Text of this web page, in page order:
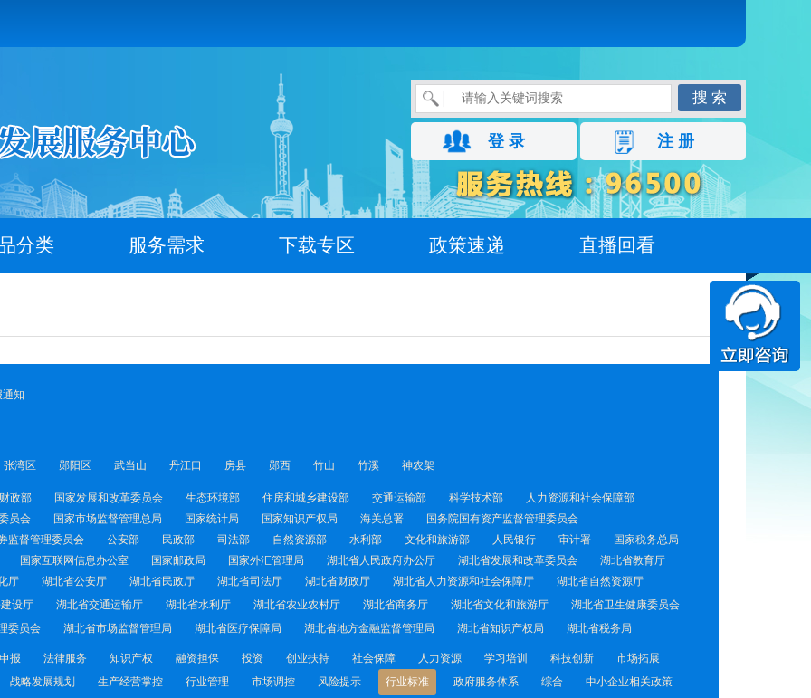
搜 索
登 录 注 册
分类 服务需求 下载专区 政策速递 直播回看
通知
张湾区 郧阳区 武当山 丹江口 房县 郧西 竹山 竹溪 神农架
财政部 国家发展和改革委员会 生态环境部 住房和城乡建设部 交通运输部 科学技术部
人力资源和社会保障部
员会 国家市场监督管理总局 国家统计局 国家知识产权局 海关总署
国务院国有资产监督管理委员会
监督管理委员会 公安部 民政部 司法部 自然资源部 水利部 文化和旅游部 人民银行 审计署
国家税务总局
国家互联网信息办公室 国家邮政局 国家外汇管理局 湖北省人民政府办公厅 湖北省发展和改革委员会
湖北省教育厅
厅 湖北省公安厅 湖北省民政厅 湖北省司法厅 湖北省财政厅 湖北省人力资源和社会保障厅
湖北省自然资源厅
设厅 湖北省交通运输厅 湖北省水利厅 湖北省农业农村厅 湖北省商务厅 湖北省文化和旅游厅
湖北省卫生健康委员会
委员会 湖北省市场监督管理局 湖北省医疗保障局 湖北省地方金融监督管理局 湖北省知识产权局 湖北省税务局
报 法律服务 知识产权 融资担保 投资 创业扶持 社会保障 人力资源 学习培训 科技创新
市场拓展
战略发展规划 生产经营掌控 行业管理 市场调控 风险提示 行业标准 政府服务体系 综合
中小企业相关政策